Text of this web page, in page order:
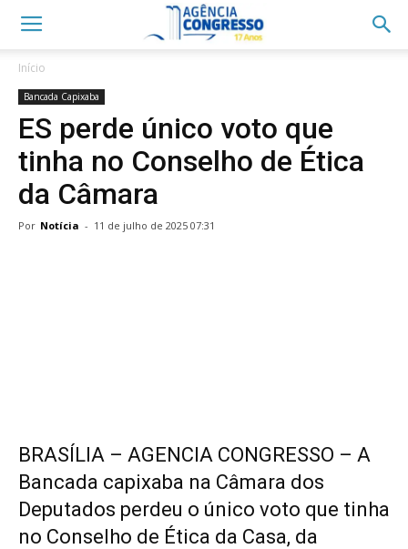
Início
Bancada Capixaba
ES perde único voto que
tinha no Conselho de Ética
da Câmara
Por Notícia - 11 de julho de 2025 07:31
BRASÍLIA – AGENCIA CONGRESSO – A
Bancada capixaba na Câmara dos
Deputados perdeu o único voto que tinha
no Conselho de Ética da Casa, da